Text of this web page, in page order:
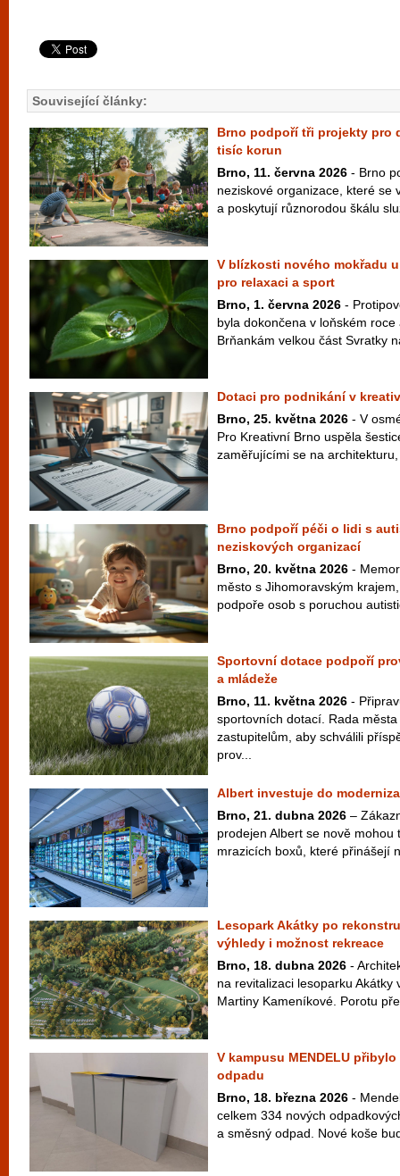
Související články:
Brno podpoří tři projekty pro
tisíc korun
Brno, 11. června 2026 - Brno
neziskové organizace, které se
a poskytují různorodou škálu
V blízkosti nového mokřadu
pro relaxaci a sport
Brno, 1. června 2026 -
byla dokončena v loňském
Brňankám velkou část Svratky
Dotaci pro podnikání v
Brno, 25. května 2026 - V
Pro Kreativní Brno uspěla
zaměřujícími se na
Brno podpoří péči o lidi s
neziskových organizací
Brno, 20. května 2026 -
město s Jihomoravským
podpoře osob s poruchou
Sportovní dotace podpoří
a mládeže
Brno, 11. května 2026 -
sportovních dotací. Rada
zastupitelům, aby schválili
prov...
Albert investuje do
Brno, 21. dubna 2026 –
prodejen Albert se nově
mrazicích boxů, které přinášejí
Lesopark Akátky po
výhledy i možnost rekreace
Brno, 18. dubna 2026 -
na revitalizaci lesoparku Akátky
Martiny Kameníkové. Porotu
V kampusu MENDELU
odpadu
Brno, 18. března 2026 -
celkem 334 nových
a směsný odpad. Nové koše